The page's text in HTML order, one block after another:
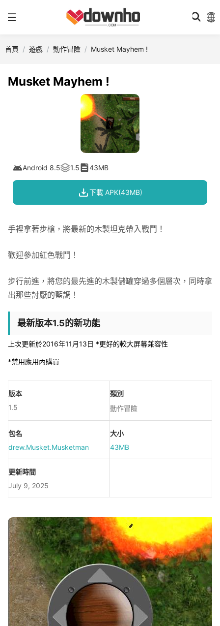
首頁 遊戲 動作冒險 Musket Mayhem !
Musket Mayhem !
Android 8.5 1.5 43MB
下載 APK(43MB)
手裡拿著步槍，將最新的木製坦克帶入戰鬥！
歡迎參加紅色戰鬥！
步行前進，將您的最先進的木製儲罐穿過多個層次，同時拿
出那些討厭的藍調！
最新版本1.5的新功能
上次更新於2016年11月13日 *更好的較大屏幕兼容性
*禁用應用內購買
版本
1.5
類別
動作冒險
包名
drew.Musket.Musketman
大小
43MB
更新時間
July 9, 2025